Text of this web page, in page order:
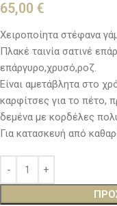
65,00 €
Χειροποίητα στέφανα
Πλακέ ταινία σατινέ
επάργυρο,χρυσό,ροζ.
Είναι αμετάβλητα στο
καρφίτσες για το πέτο,
δεμένα με κορδέλες
Για κατασκευή από